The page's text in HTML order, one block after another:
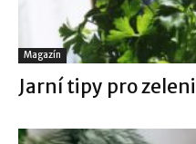
Magazín
Jarní tipy pro